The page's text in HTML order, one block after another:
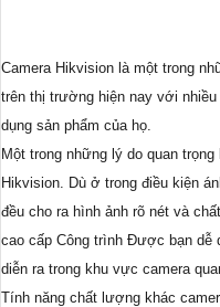
Camera Hikvision là một trong
trên thị trường hiện nay với
dụng sản phẩm của họ.
Một trong những lý do quan
Hikvision. Dù ở trong điều kiện
đều cho ra hình ảnh rõ nét và
cao cấp Công trình Được bạn dễ
diễn ra trong khu vực camera
Tính năng chất lượng khác